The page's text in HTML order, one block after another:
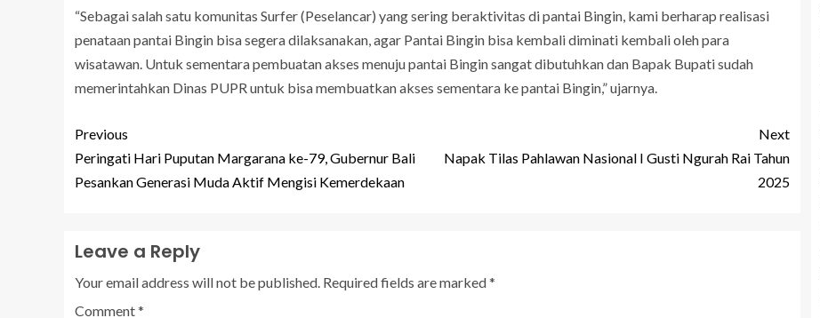
“Sebagai salah satu komunitas Surfer (Peselancar) yang sering beraktivitas di pantai Bingin, kami berharap realisasi
penataan pantai Bingin bisa segera dilaksanakan, agar Pantai Bingin bisa kembali diminati kembali oleh para
wisatawan. Untuk sementara pembuatan akses menuju pantai Bingin sangat dibutuhkan dan Bapak Bupati sudah
memerintahkan Dinas PUPR untuk bisa membuatkan akses sementara ke pantai Bingin,” ujarnya.
Previous
Peringati Hari Puputan Margarana ke-79, Gubernur Bali
Pesankan Generasi Muda Aktif Mengisi Kemerdekaan
Next
Napak Tilas Pahlawan Nasional I Gusti Ngurah Rai Tahun
2025
Leave a Reply
Your email address will not be published. Required fields are marked*
Comment*